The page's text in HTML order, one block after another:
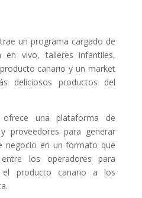
trae un programa cargado de
en vivo, talleres infantiles,
canario y un market
deliciosos productos del
una plataforma de
proveedores para generar
negocio en un formato que
los operadores para
el producto canario a los